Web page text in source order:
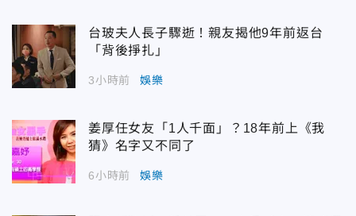
台玻夫人長子驟逝！親友揭他9年前返台
「背後掙扎」
3小時前 娛樂
姜厚任女友「1人千面」？18年前上《我
猜》名字又不同了
6小時前 娛樂